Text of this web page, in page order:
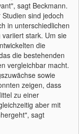
sagt Beckmann.
sind jedoch
in unterschiedlichen
stark. Um sie
die
die bestehenden
vergleichbar macht.
sowie
zeigen, dass
zu einer
aber mit
sagt